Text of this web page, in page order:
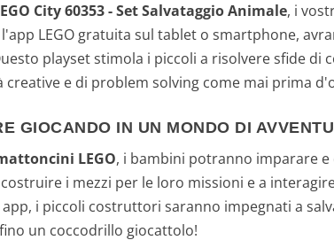
City 60353 - Set Salvataggio Animale, i
LEGO gratuita sul tablet o smartphone,
playset stimola i piccoli a risolvere sfide di
creative e di problem solving come mai prima
GIOCANDO IN UN MONDO DI
LEGO, i bambini potranno imparare
i mezzi per le loro missioni e a
i piccoli costruttori saranno impegnati a
un coccodrillo giocattolo!